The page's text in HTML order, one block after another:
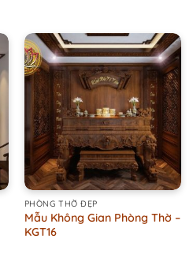
PHÒNG THỜ ĐẸP
Mẫu Không Gian Phòng Thờ –
KGT16